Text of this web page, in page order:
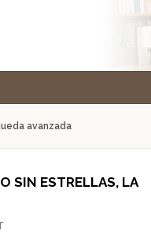
avanzada
SIN ESTRELLAS, LA